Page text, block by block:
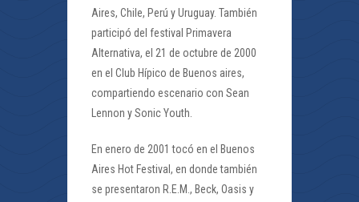
Aires, Chile, Perú y Uruguay. También
participó del festival Primavera
Alternativa, el 21 de octubre de 2000
en el Club Hípico de Buenos aires,
compartiendo escenario con Sean
Lennon y Sonic Youth.
En enero de 2001 tocó en el Buenos
Aires Hot Festival, en donde también
se presentaron R.E.M., Beck, Oasis y